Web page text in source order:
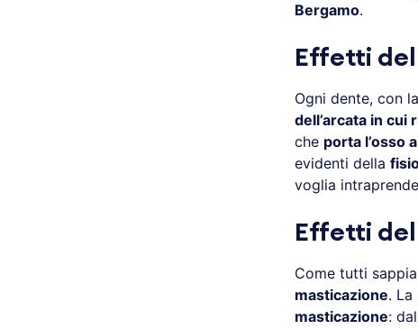
Bergamo.
Effetti
Ogni dente, con
dell’arcata in cui
che porta l’osso
evidenti della
voglia
Effetti
Come tutti
masticazione.
masticazione: